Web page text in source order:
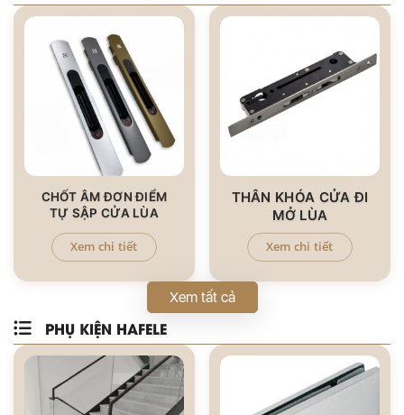
CHỐT ÂM ĐƠN ĐIỂM
TỰ SẬP CỬA LÙA
Xem chi tiết
THÂN KHÓA CỬA ĐI
MỞ LÙA
Xem chi tiết
Xem tất cả
PHỤ KIỆN HAFELE